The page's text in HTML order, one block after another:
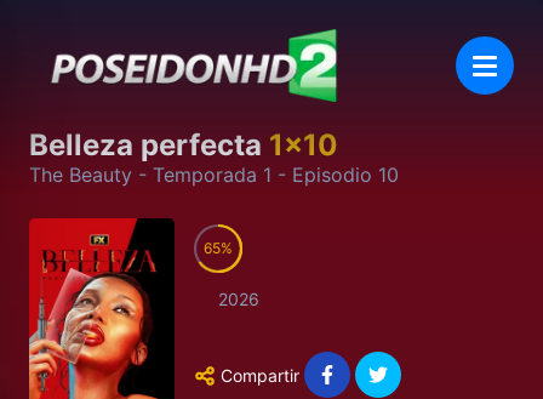
Belleza perfecta 1x10
The Beauty - Temporada 1 - Episodio 10
65
2026
Compartir